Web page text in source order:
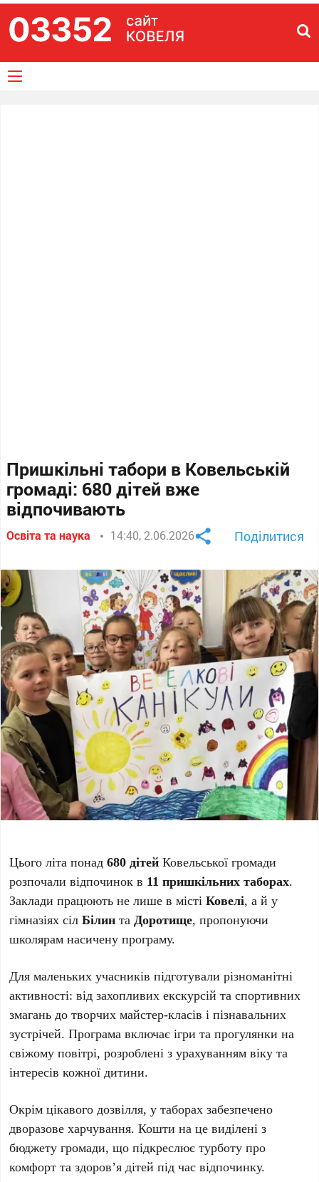
Пришкільні табори в Ковельській
громаді: 680 дітей вже
відпочивають
Освіта та наука 14:40, 2.06.2026 Поділитися
Цього літа понад680 дітей Ковельської громади
розпочали відпочинок в 11 пришкільних таборах.
Заклади працюють не лише в містіКовелі, а й у
гімназіях сілБілин таДоротище, пропонуючи
школярам насичену програму.
Для маленьких учасників підготували різноманітні
активності: від захопливих екскурсій та спортивних
змагань до творчих майстер-класів і пізнавальних
зустрічей. Програма включає ігри та прогулянки на
свіжому повітрі, розроблені з урахуванням віку та
інтересів кожної дитини.
Окрім цікавого дозвілля, у таборах забезпечено
дворазове харчування. Кошти на це виділені з
бюджету громади, що підкреслює турботу про
комфорт та здоров’я дітей під час відпочинку.